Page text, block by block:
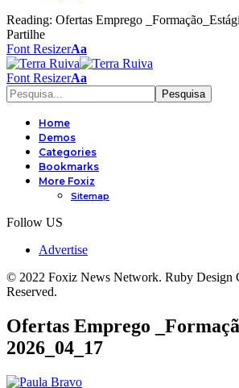
Reading: Ofertas Emprego
Partilhe
Font ResizerAa
Font ResizerAa
Home
Demos
Categories
Bookmarks
More Foxiz
Sitemap
Follow US
Advertise
© 2022 Foxiz News Network. Ruby Design
Reserved.
Ofertas Emprego
2026_04_17